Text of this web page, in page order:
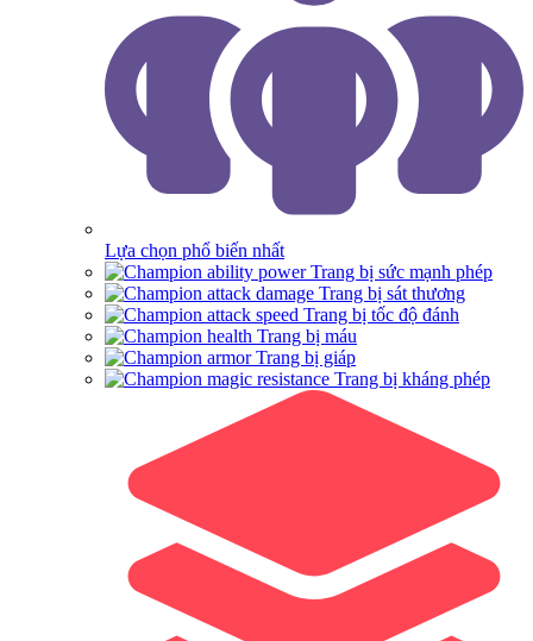
Lựa chọn phổ biến nhất
Trang bị sức mạnh phép
Trang bị sát thương
Trang bị tốc độ đánh
Trang bị máu
Trang bị giáp
Trang bị kháng phép